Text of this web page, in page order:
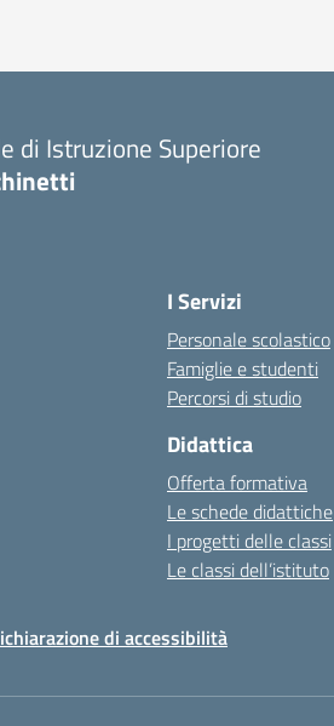
di Istruzione Superiore
I Servizi
Personale scolastico
Famiglie e studenti
Percorsi di studio
Didattica
Offerta formativa
Le schede didattiche
I progetti delle classi
Le classi dell’istituto
di accessibilità